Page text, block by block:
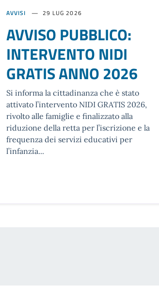
AVVISI 29 LUG 2026
AVVISO PUBBLICO:
INTERVENTO NIDI
GRATIS ANNO 2026
Si informa la cittadinanza che è stato
attivato l’intervento NIDI GRATIS 2026,
rivolto alle famiglie e finalizzato alla
riduzione della retta per l’iscrizione e la
frequenza dei servizi educativi per
l’infanzia...